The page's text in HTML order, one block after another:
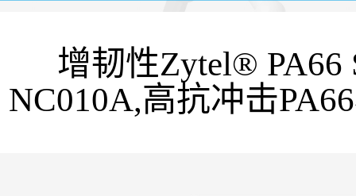
增韧性Zytel® PA66
NC010A,高抗冲击